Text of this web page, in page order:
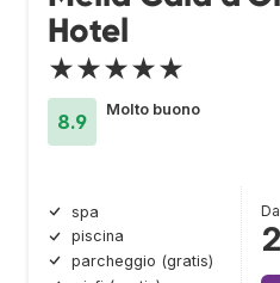
Hotel
★★★★★
8.9
Molto buono
spa
piscina
parcheggio (gratis)
Da